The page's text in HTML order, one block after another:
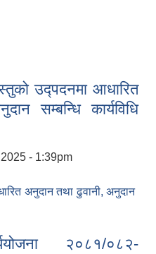
उद्पदनमा आधारित
सम्बन्धि कार्यविधि
- 1:39pm
अनुदान तथा ढुवानी, अनुदान
सम्बन्धि कार्यविधि २०८२
२०८१/०८२-